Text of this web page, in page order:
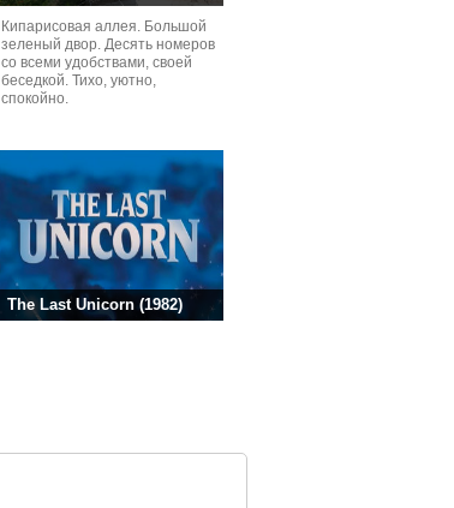
Кипарисовая аллея. Большой
зеленый двор. Десять номеров
со всеми удобствами, своей
беседкой. Тихо, уютно,
спокойно.
The Last Unicorn (1982)